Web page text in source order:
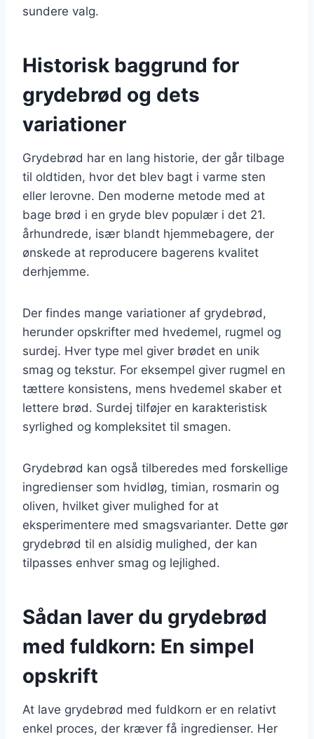
sundere valg.
Historisk baggrund for
grydebrød og dets
variationer
Grydebrød har en lang historie, der går tilbage
til oldtiden, hvor det blev bagt i varme sten
eller lerovne. Den moderne metode med at
bage brød i en gryde blev populær i det 21.
århundrede, især blandt hjemmebagere, der
ønskede at reproducere bagerens kvalitet
derhjemme.
Der findes mange variationer af grydebrød,
herunder opskrifter med hvedemel, rugmel og
surdej. Hver type mel giver brødet en unik
smag og tekstur. For eksempel giver rugmel en
tættere konsistens, mens hvedemel skaber et
lettere brød. Surdej tilføjer en karakteristisk
syrlighed og kompleksitet til smagen.
Grydebrød kan også tilberedes med forskellige
ingredienser som hvidløg, timian, rosmarin og
oliven, hvilket giver mulighed for at
eksperimentere med smagsvarianter. Dette gør
grydebrød til en alsidig mulighed, der kan
tilpasses enhver smag og lejlighed.
Sådan laver du grydebrød
med fuldkorn: En simpel
opskrift
At lave grydebrød med fuldkorn er en relativt
enkel proces, der kræver få ingredienser. Her